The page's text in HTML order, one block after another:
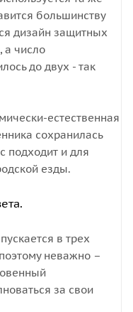
большинству
дизайн защитных
а число
до двух - так
естественная
сохранилась
подходит и для
езды.
в трех
неважно –
за свои